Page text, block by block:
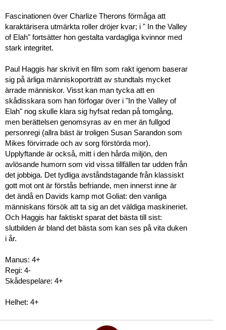
Fascinationen över Charlize Therons förmåga att
karaktärisera utmärkta roller dröjer kvar; i " In the Valley
of Elah" fortsätter hon gestalta vardagliga kvinnor med
stark integritet.
Paul Haggis har skrivit en film som rakt igenom baserar
sig på ärliga människoporträtt av stundtals mycket
ärrade människor. Visst kan man tycka att en
skådisskara som han förfogar över i "In the Valley of
Elah" nog skulle klara sig hyfsat redan på tomgång,
men berättelsen genomsyras av en mer än fullgod
personregi (allra bäst är troligen Susan Sarandon som
Mikes förvirrade och av sorg förstörda mor).
Upplyftande är också, mitt i den hårda miljön, den
avlösande humorn som vid vissa tillfällen tar udden från
det jobbiga. Det tydliga avståndstagande från klassiskt
gott mot ont är förstås befriande, men innerst inne är
det ändå en Davids kamp mot Goliat: den vanliga
människans försök att ta sig an det väldiga maskineriet.
Och Haggis har faktiskt sparat det bästa till sist:
slutbilden är bland det bästa som kan ses på vita duken
i år.
Manus: 4+
Regi: 4-
Skådespelare: 4+
Helhet: 4+